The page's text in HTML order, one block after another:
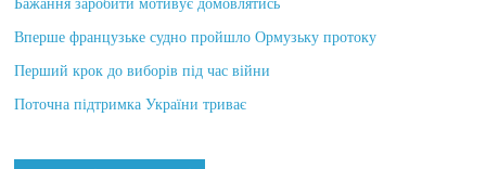
Бажання заробити мотивує домовлятись
Вперше французьке судно пройшло Ормузьку протоку
Перший крок до виборів під час війни
Поточна підтримка України триває